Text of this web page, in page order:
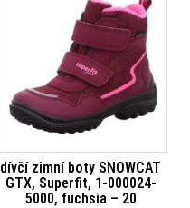
dívčí zimní boty SNOWCAT
GTX, Superfit, 1-000024-
5000, fuchsia – 20